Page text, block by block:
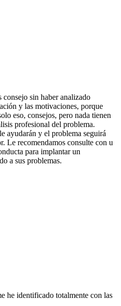
consejo sin haber analizado
y las motivaciones, porque
eso, consejos, pero nada tienen
profesional del problema.
ayudarán y el problema seguirá
Le recomendamos consulte con u
para implantar un
a sus problemas.
he identificado totalmente con las